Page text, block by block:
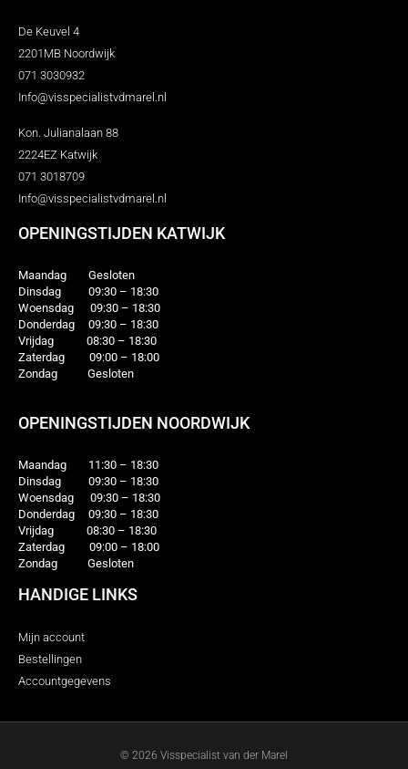
De Keuvel 4
2201MB Noordwijk
071 3030932
Info@visspecialistvdmarel.nl
Kon. Julianalaan 88
2224EZ Katwijk
071 3018709
Info@visspecialistvdmarel.nl
OPENINGSTIJDEN KATWIJK
Maandag Gesloten
Dinsdag 09:30 – 18:30
Woensdag 09:30 – 18:30
Donderdag 09:30 – 18:30
Vrijdag 08:30 – 18:30
Zaterdag 09:00 – 18:00
Zondag Gesloten
OPENINGSTIJDEN NOORDWIJK
Maandag 11:30 – 18:30
Dinsdag 09:30 – 18:30
Woensdag 09:30 – 18:30
Donderdag 09:30 – 18:30
Vrijdag 08:30 – 18:30
Zaterdag 09:00 – 18:00
Zondag Gesloten
HANDIGE LINKS
Mijn account
Bestellingen
Accountgegevens
© 2026 Visspecialist van der Marel